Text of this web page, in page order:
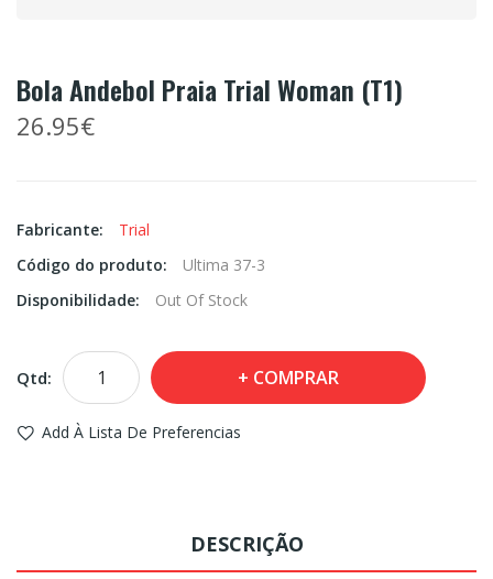
Bola Andebol Praia Trial Woman (T1)
26.95€
Fabricante:
Trial
Código do produto:
Ultima 37-3
Disponibilidade:
Out Of Stock
Qtd: COMPRAR
Add À Lista De Preferencias
DESCRIÇÃO